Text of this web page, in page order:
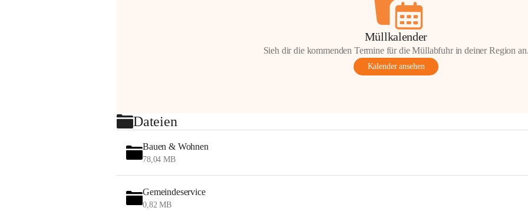
Müllkalender
Sieh dir die kommenden Termine für die Müllabfuhr in deiner Region
Kalender ansehen
Dateien
Bauen & Wohnen
78,04 MB
Gemeindeservice
0,82 MB